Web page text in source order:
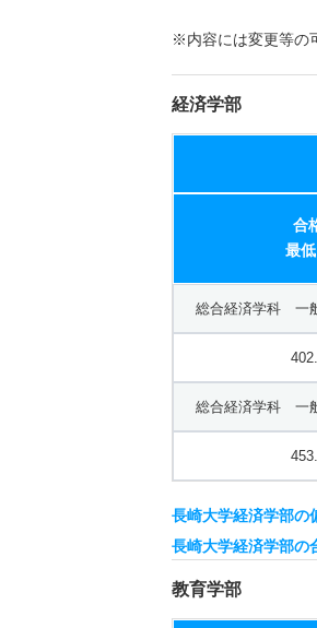
※内容には変更等の
経済学部
合
最
総合経済学科 一
総合経済学科 一
長崎大学経済学部の
長崎大学経済学部の
教育学部